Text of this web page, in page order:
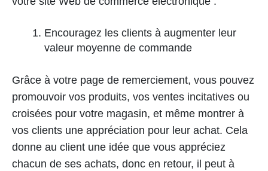
Encouragez les clients à augmenter leur
valeur moyenne de commande
Grâce à votre page de remerciement, vous pouvez
promouvoir vos produits, vos ventes incitatives ou
croisées pour votre magasin, et même montrer à
vos clients une appréciation pour leur achat. Cela
donne au client une idée que vous appréciez
chacun de ses achats, donc en retour, il peut à